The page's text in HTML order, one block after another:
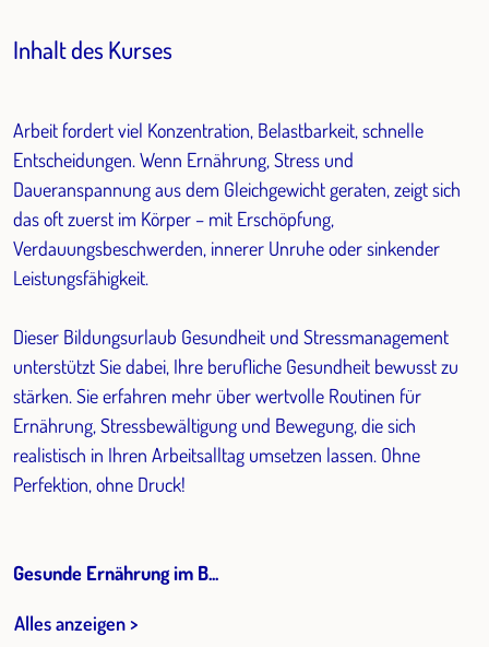
Inhalt des Kurses
Arbeit fordert viel Konzentration, Belastbarkeit, schnelle
Entscheidungen. Wenn Ernährung, Stress und
Daueranspannung aus dem Gleichgewicht geraten, zeigt sich
das oft zuerst im Körper – mit Erschöpfung,
Verdauungsbeschwerden, innerer Unruhe oder sinkender
Leistungsfähigkeit.
Dieser Bildungsurlaub Gesundheit und Stressmanagement
unterstützt Sie dabei, Ihre berufliche Gesundheit bewusst zu
stärken. Sie erfahren mehr über wertvolle Routinen für
Ernährung, Stressbewältigung und Bewegung, die sich
realistisch in Ihren Arbeitsalltag umsetzen lassen. Ohne
Perfektion, ohne Druck!
Gesunde Ernährung im B...
Alles anzeigen >